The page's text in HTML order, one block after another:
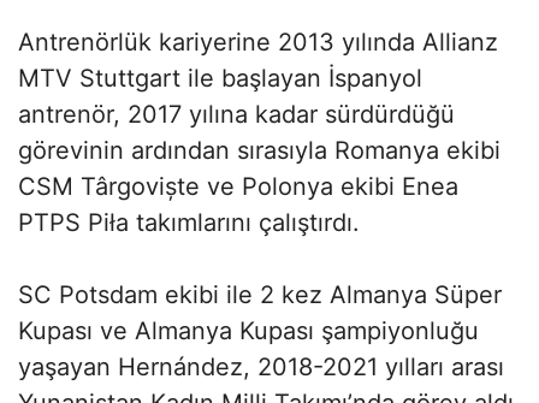
Antrenörlük kariyerine 2013 yılında Allianz
MTV Stuttgart ile başlayan İspanyol
antrenör, 2017 yılına kadar sürdürdüğü
görevinin ardından sırasıyla Romanya ekibi
CSM Târgoviște ve Polonya ekibi Enea
PTPS Piła takımlarını çalıştırdı.
SC Potsdam ekibi ile 2 kez Almanya Süper
Kupası ve Almanya Kupası şampiyonluğu
yaşayan Hernández, 2018-2021 yılları arası